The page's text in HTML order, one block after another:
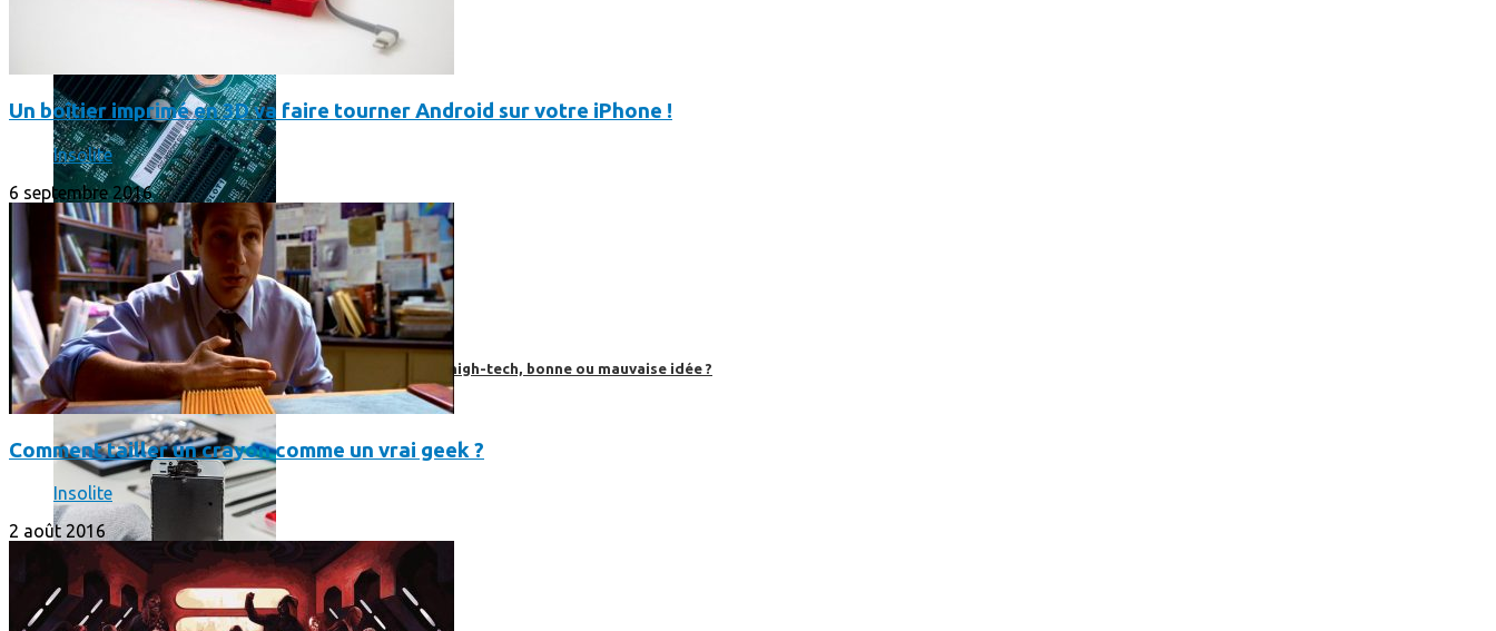
Prendre une extension de garantie pour vos appareils high-tech, bonne ou mauvaise idée ?
Un boîtier imprimé en 3D va faire tourner Android sur votre iPhone !
Insolite
6 septembre 2016
Comment tailler un crayon comme un vrai geek ?
Insolite
2 août 2016